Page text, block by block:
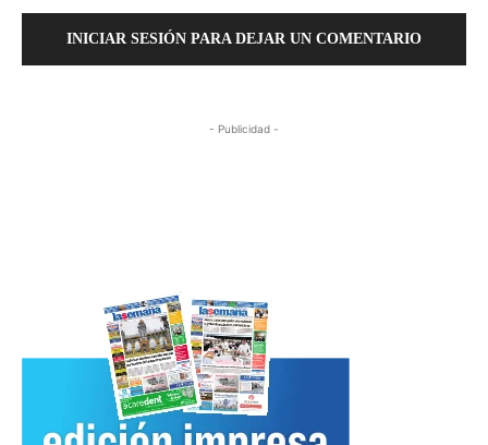
INICIAR SESIÓN PARA DEJAR UN COMENTARIO
- Publicidad -